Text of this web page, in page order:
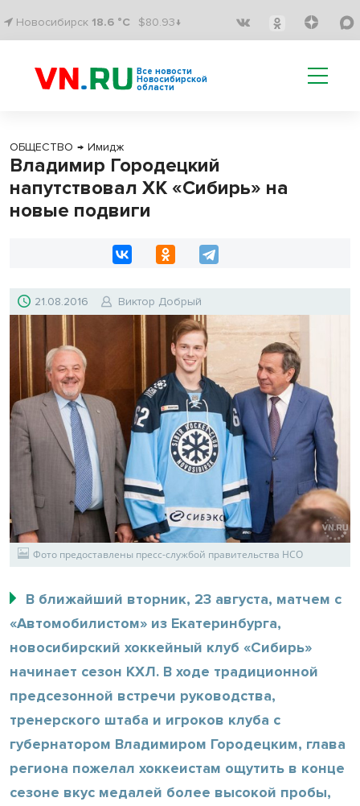
Новосибирск 18.6 °C $80.93↓
Все новости
Новосибирской
области
ОБЩЕСТВО → Имидж
Владимир Городецкий
напутствовал ХК «Сибирь» на
новые подвиги
21.08.2016 Виктор Добрый
Фото предоставлены пресс-службой правительства НСО
В ближайший вторник, 23 августа, матчем с
«Автомобилистом» из Екатеринбурга,
новосибирский хоккейный клуб «Сибирь»
начинает сезон КХЛ. В ходе традиционной
предсезонной встречи руководства,
тренерского штаба и игроков клуба с
губернатором Владимиром Городецким, глава
региона пожелал хоккеистам ощутить в конце
сезоне вкус медалей более высокой пробы,